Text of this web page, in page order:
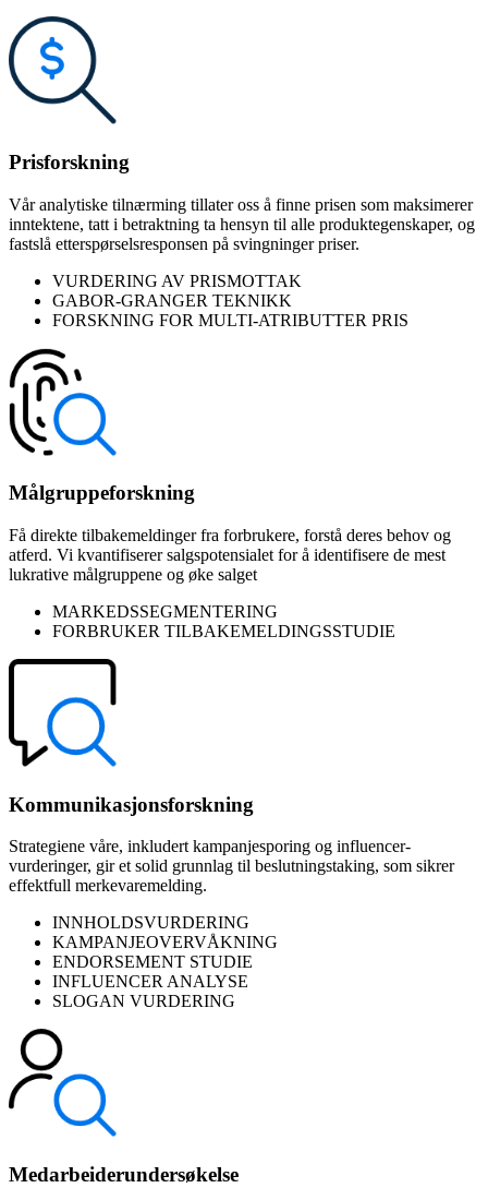
Prisforskning
Vår analytiske tilnærming tillater oss å finne prisen som maksimerer
inntektene, tatt i betraktning ta hensyn til alle produktegenskaper, og
fastslå etterspørselsresponsen på svingninger priser.
VURDERING AV PRISMOTTAK
GABOR-GRANGER TEKNIKK
FORSKNING FOR MULTI-ATRIBUTTER PRIS
Målgruppeforskning
Få direkte tilbakemeldinger fra forbrukere, forstå deres behov og
atferd. Vi kvantifiserer salgspotensialet for å identifisere de mest
lukrative målgruppene og øke salget
MARKEDSSEGMENTERING
FORBRUKER TILBAKEMELDINGSSTUDIE
Kommunikasjonsforskning
Strategiene våre, inkludert kampanjesporing og influencer-
vurderinger, gir et solid grunnlag til beslutningstaking, som sikrer
effektfull merkevaremelding.
INNHOLDSVURDERING
KAMPANJEOVERVÅKNING
ENDORSEMENT STUDIE
INFLUENCER ANALYSE
SLOGAN VURDERING
Medarbeiderundersøkelse